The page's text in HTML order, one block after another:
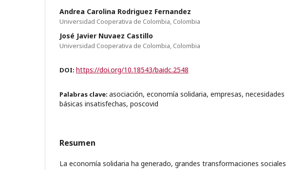
Andrea Carolina Rodriguez Fernandez
Universidad Cooperativa de Colombia, Colombia
José Javier Nuvaez Castillo
Universidad Cooperativa de Colombia, Colombia
DOI: https://doi.org/10.18543/baidc.2548
Palabras clave: asociación, economía solidaria, empresas, necesidades
básicas insatisfechas, poscovid
Resumen
La economía solidaria ha generado, grandes transformaciones sociales